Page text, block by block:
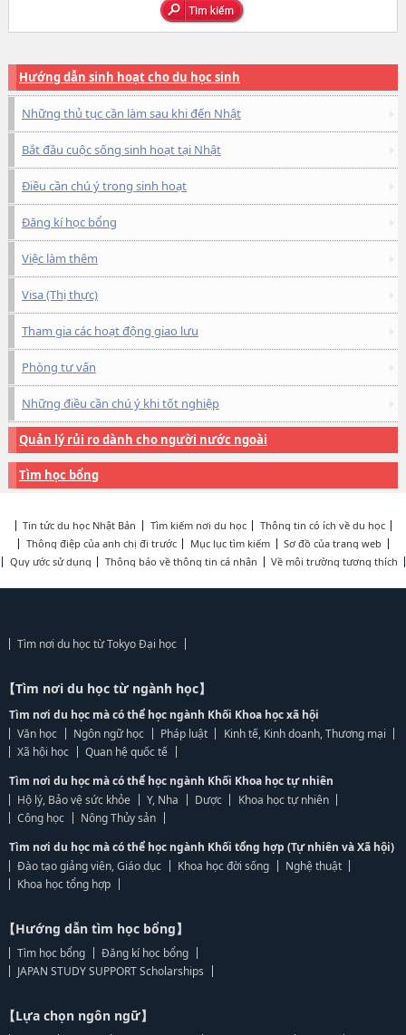
Hướng dẫn sinh hoạt cho du học sinh
Những thủ tục cần làm sau khi đến Nhật
Bắt đầu cuộc sống sinh hoạt tại Nhật
Điều cần chú ý trong sinh hoạt
Đăng kí học bổng
Việc làm thêm
Visa (Thị thực)
Tham gia các hoạt động giao lưu
Phòng tư vấn
Những điều cần chú ý khi tốt nghiệp
Quản lý rủi ro dành cho người nước ngoài
Tìm học bổng
Tin tức du học Nhật Bản Tìm kiếm nơi du học
Thông tin có ích về du học
Thông điệp của anh chị đi trước
Mục lục tìm kiếm
Sơ đồ của trang web
Quy ước sử dụng
Thông báo về thông tin cá nhân Về môi trường tương thích
Tìm nơi du học từ Tokyo Đại học
【Tìm nơi du học từ ngành học】
Tìm nơi du học mà có thể học ngành Khối Khoa học xã hội
Văn học
Ngôn ngữ học Pháp luật
Kinh tế, Kinh doanh, Thương mại
Xã hội học
Quan hệ quốc tế
Tìm nơi du học mà có thể học ngành Khối Khoa học tự nhiên
Hộ lý, Bảo vệ sức khỏe
Y, Nha Dược
Khoa học tự nhiên
Công học
Nông Thủy sản
Tìm nơi du học mà có thể học ngành Khối tổng hợp (Tự nhiên và Xã hội)
Đào tạo giảng viên, Giáo dục
Khoa học đời sống
Nghệ thuật
Khoa học tổng hợp
【Hướng dẫn tìm học bổng】
Tìm học bổng
Đăng kí học bổng
JAPAN STUDY SUPPORT Scholarships
【Lựa chọn ngôn ngữ】